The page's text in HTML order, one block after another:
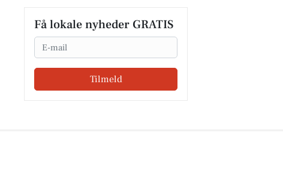
Få lokale nyheder GRATIS
Email
Tilmeld